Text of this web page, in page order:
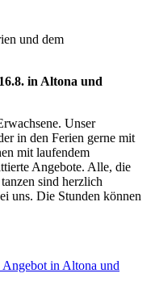
und dem
in Altona und
Unser
in den Ferien gerne mit
mit laufendem
Angebote. Alle, die
sind herzlich
uns. Die Stunden können
in Altona und